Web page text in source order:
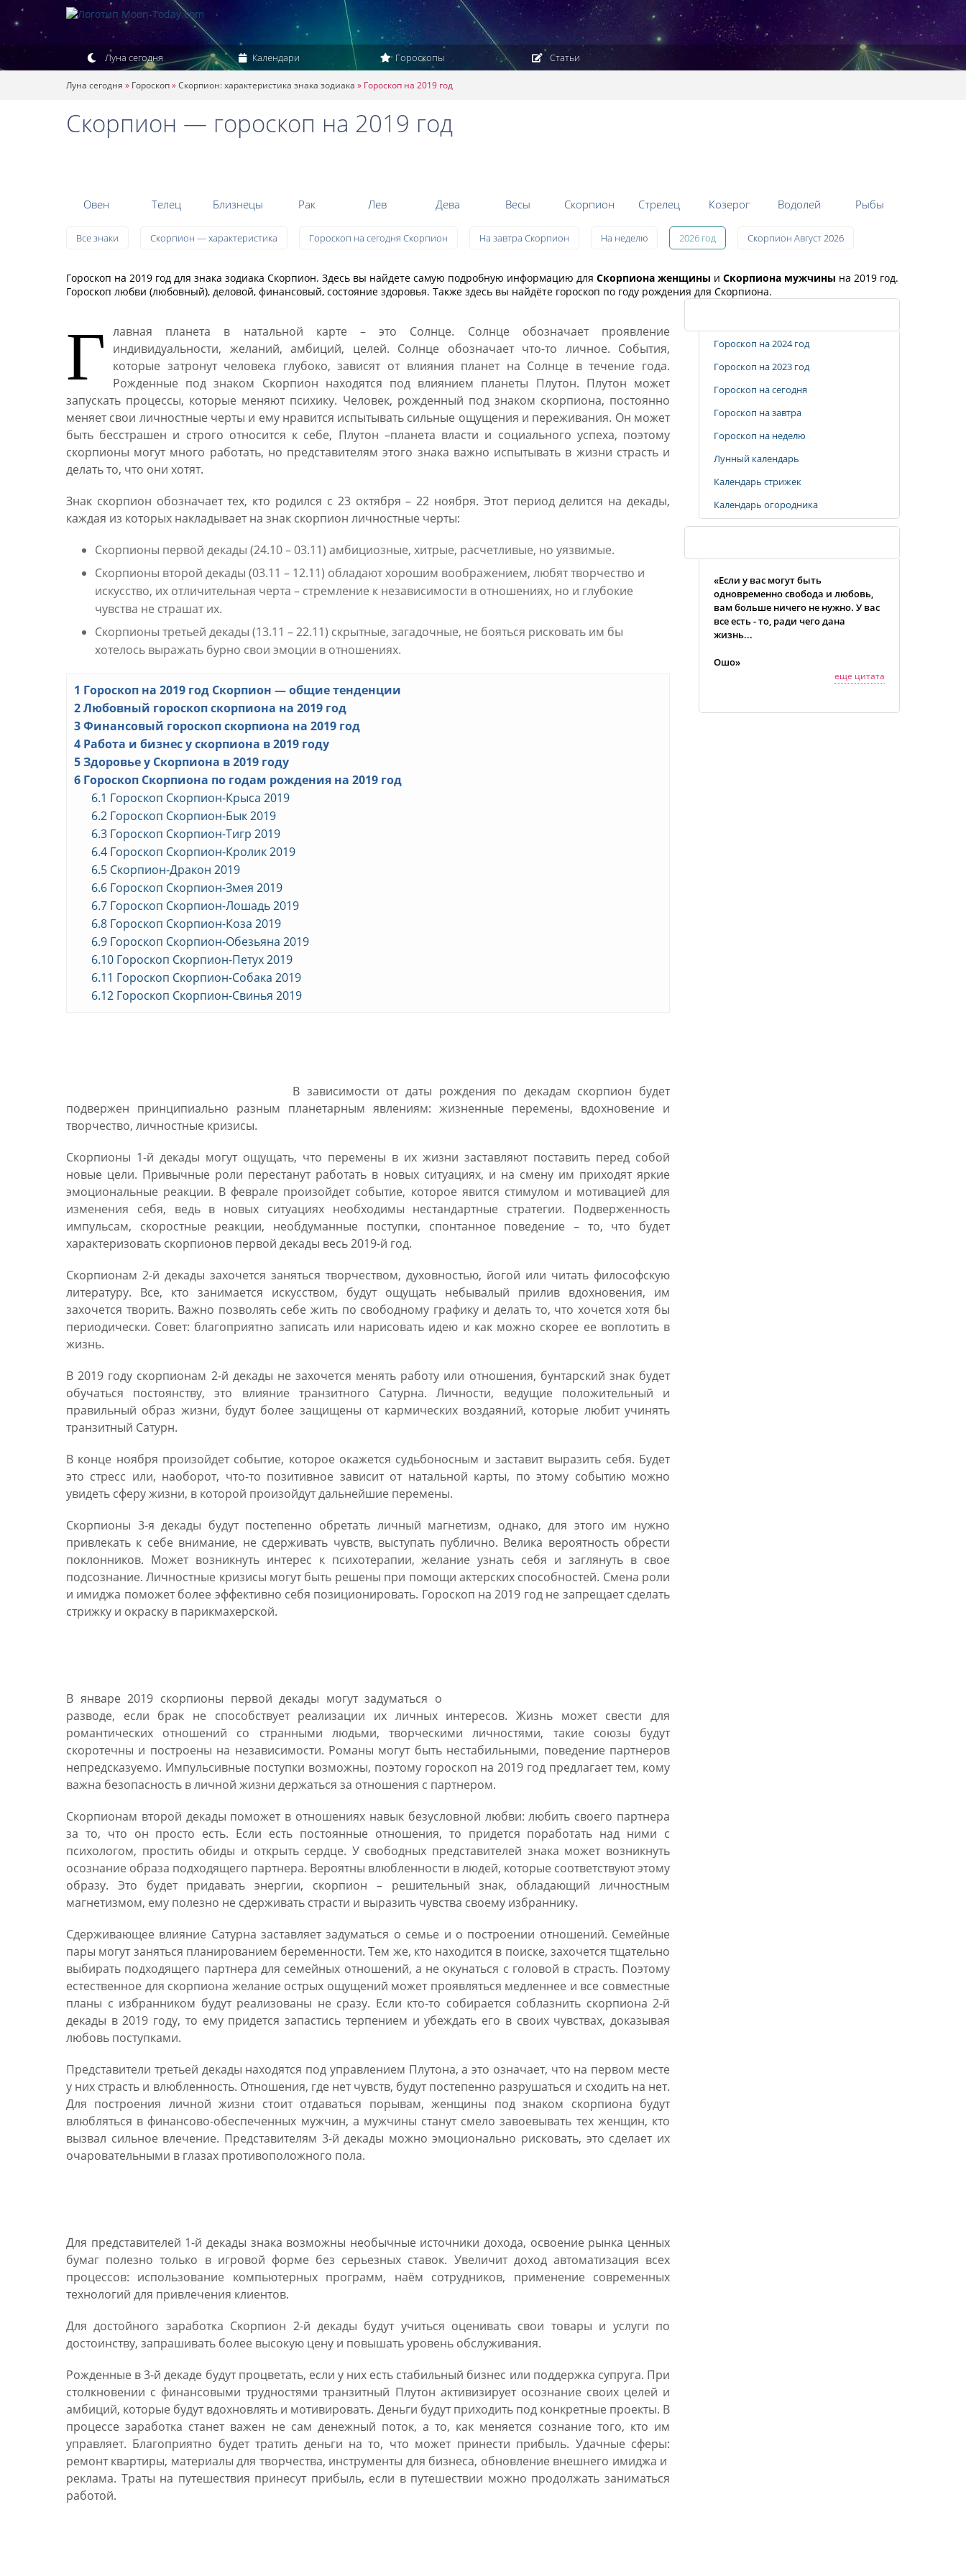
Луна сегодня Календари Гороскопы Статьи
Луна сегодня » Гороскоп»Скорпион: характеристика знака зодиака » Гороскоп на 2019 год
Скорпион — гороскоп на 2019 год
Овен Телец Близнецы Рак Лев Дева Весы Скорпион Стрелец Козерог Водолей Рыбы
Все знаки Скорпион — характеристика Гороскоп на сегодня Скорпион На завтра Скорпион На неделю 2026 год Скорпион Август 2026
Гороскоп на 2019 год для знака зодиака Скорпион. Здесь вы найдете самую подробную информацию для Скорпиона женщины и Скорпиона мужчины на 2019 год.
Гороскоп любви (любовный), деловой, финансовый, состояние здоровья. Также здесь вы найдёте гороскоп по году рождения для Скорпиона.
Г лавная планета в натальной карте – это Солнце. Солнце обозначает проявление
индивидуальности, желаний, амбиций, целей. Солнце обозначает что-то личное. События,
которые затронут человека глубоко, зависят от влияния планет на Солнце в течение года.
Рожденные под знаком Скорпион находятся под влиянием планеты Плутон. Плутон может
запускать процессы, которые меняют психику. Человек, рожденный под знаком скорпиона, постоянно
меняет свои личностные черты и ему нравится испытывать сильные ощущения и переживания. Он может
быть бесстрашен и строго относится к себе, Плутон –планета власти и социального успеха, поэтому
скорпионы могут много работать, но представителям этого знака важно испытывать в жизни страсть и
делать то, что они хотят.
Знак скорпион обозначает тех, кто родился с 23 октября – 22 ноября. Этот период делится на декады,
каждая из которых накладывает на знак скорпион личностные черты:
Скорпионы первой декады (24.10 – 03.11) амбициозные, хитрые, расчетливые, но уязвимые.
Скорпионы второй декады (03.11 – 12.11) обладают хорошим воображением, любят творчество и
искусство, их отличительная черта – стремление к независимости в отношениях, но и глубокие
чувства не страшат их.
Скорпионы третьей декады (13.11 – 22.11) скрытные, загадочные, не бояться рисковать им бы
хотелось выражать бурно свои эмоции в отношениях.
1 Гороскоп на 2019 год Скорпион — общие тенденции
2Любовный гороскоп скорпиона на 2019 год
3Финансовый гороскоп скорпиона на 2019 год
4 Работа и бизнес у скорпиона в 2019 году
5Здоровье у Скорпиона в 2019 году
6 Гороскоп Скорпиона по годам рождения на 2019 год
6.1 Гороскоп Скорпион-Крыса 2019
6.2 Гороскоп Скорпион-Бык 2019
6.3 Гороскоп Скорпион-Тигр 2019
6.4 Гороскоп Скорпион-Кролик 2019
6.5 Скорпион-Дракон 2019
6.6 Гороскоп Скорпион-Змея 2019
6.7 Гороскоп Скорпион-Лошадь 2019
6.8 Гороскоп Скорпион-Коза 2019
6.9 Гороскоп Скорпион-Обезьяна 2019
6.10 Гороскоп Скорпион-Петух 2019
6.11 Гороскоп Скорпион-Собака 2019
6.12 Гороскоп Скорпион-Свинья 2019
В зависимости от даты рождения по декадам скорпион будет
подвержен принципиально разным планетарным явлениям: жизненные перемены, вдохновение и
творчество, личностные кризисы.
Скорпионы 1-й декады могут ощущать, что перемены в их жизни заставляют поставить перед собой
новые цели. Привычные роли перестанут работать в новых ситуациях, и на смену им приходят яркие
эмоциональные реакции. В феврале произойдет событие, которое явится стимулом и мотивацией для
изменения себя, ведь в новых ситуациях необходимы нестандартные стратегии. Подверженность
импульсам, скоростные реакции, необдуманные поступки, спонтанное поведение – то, что будет
характеризовать скорпионов первой декады весь 2019-й год.
Скорпионам 2-й декады захочется заняться творчеством, духовностью, йогой или читать философскую
литературу. Все, кто занимается искусством, будут ощущать небывалый прилив вдохновения, им
захочется творить. Важно позволять себе жить по свободному графику и делать то, что хочется хотя бы
периодически. Совет: благоприятно записать или нарисовать идею и как можно скорее ее воплотить в
жизнь.
В 2019 году скорпионам 2-й декады не захочется менять работу или отношения, бунтарский знак будет
обучаться постоянству, это влияние транзитного Сатурна. Личности, ведущие положительный и
правильный образ жизни, будут более защищены от кармических воздаяний, которые любит учинять
транзитный Сатурн.
В конце ноября произойдет событие, которое окажется судьбоносным и заставит выразить себя. Будет
это стресс или, наоборот, что-то позитивное зависит от натальной карты, по этому событию можно
увидеть сферу жизни, в которой произойдут дальнейшие перемены.
Скорпионы 3-я декады будут постепенно обретать личный магнетизм, однако, для этого им нужно
привлекать к себе внимание, не сдерживать чувств, выступать публично. Велика вероятность обрести
поклонников. Может возникнуть интерес к психотерапии, желание узнать себя и заглянуть в свое
подсознание. Личностные кризисы могут быть решены при помощи актерских способностей. Смена роли
и имиджа поможет более эффективно себя позиционировать. Гороскоп на 2019 год не запрещает сделать
стрижку и окраску в парикмахерской.
В январе 2019 скорпионы первой декады могут задуматься о
разводе, если брак не способствует реализации их личных интересов. Жизнь может свести для
романтических отношений со странными людьми, творческими личностями, такие союзы будут
скоротечны и построены на независимости. Романы могут быть нестабильными, поведение партнеров
непредсказуемо. Импульсивные поступки возможны, поэтому гороскоп на 2019 год предлагает тем, кому
важна безопасность в личной жизни держаться за отношения с партнером.
Скорпионам второй декады поможет в отношениях навык безусловной любви: любить своего партнера
за то, что он просто есть. Если есть постоянные отношения, то придется поработать над ними с
психологом, простить обиды и открыть сердце. У свободных представителей знака может возникнуть
осознание образа подходящего партнера. Вероятны влюбленности в людей, которые соответствуют этому
образу. Это будет придавать энергии, скорпион – решительный знак, обладающий личностным
магнетизмом, ему полезно не сдерживать страсти и выразить чувства своему избраннику.
Сдерживающее влияние Сатурна заставляет задуматься о семье и о построении отношений. Семейные
пары могут заняться планированием беременности. Тем же, кто находится в поиске, захочется тщательно
выбирать подходящего партнера для семейных отношений, а не окунаться с головой в страсть. Поэтому
естественное для скорпиона желание острых ощущений может проявляться медленнее и все совместные
планы с избранником будут реализованы не сразу. Если кто-то собирается соблазнить скорпиона 2-й
декады в 2019 году, то ему придется запастись терпением и убеждать его в своих чувствах, доказывая
любовь поступками.
Представители третьей декады находятся под управлением Плутона, а это означает, что на первом месте
у них страсть и влюбленность. Отношения, где нет чувств, будут постепенно разрушаться и сходить на нет.
Для построения личной жизни стоит отдаваться порывам, женщины под знаком скорпиона будут
влюбляться в финансово-обеспеченных мужчин, а мужчины станут смело завоевывать тех женщин, кто
вызвал сильное влечение. Представителям 3-й декады можно эмоционально рисковать, это сделает их
очаровательными в глазах противоположного пола.
Для представителей 1-й декады знака возможны необычные источники дохода, освоение рынка ценных
бумаг полезно только в игровой форме без серьезных ставок. Увеличит доход автоматизация всех
процессов: использование компьютерных программ, наём сотрудников, применение современных
технологий для привлечения клиентов.
Для достойного заработка Скорпион 2-й декады будут учиться оценивать свои товары и услуги по
достоинству, запрашивать более высокую цену и повышать уровень обслуживания.
Рожденные в 3-й декаде будут процветать, если у них есть стабильный бизнес или поддержка супруга. При
столкновении с финансовыми трудностями транзитный Плутон активизирует осознание своих целей и
амбиций, которые будут вдохновлять и мотивировать. Деньги будут приходить под конкретные проекты. В
процессе заработка станет важен не сам денежный поток, а то, как меняется сознание того, кто им
управляет. Благоприятно будет тратить деньги на то, что может принести прибыль. Удачные сферы:
ремонт квартиры, материалы для творчества, инструменты для бизнеса, обновление внешнего имиджа и
реклама. Траты на путешествия принесут прибыль, если в путешествии можно продолжать заниматься
работой.
Гороскоп на 2024 год
Гороскоп на 2023 год
Гороскоп на сегодня
Гороскоп на завтра
Гороскоп на неделю
Лунный календарь
Календарь стрижек
Календарь огородника
«Если у вас могут быть
одновременно свобода и любовь,
вам больше ничего не нужно. У вас
все есть - то, ради чего дана
жизнь...
Ошо»
еще цитата